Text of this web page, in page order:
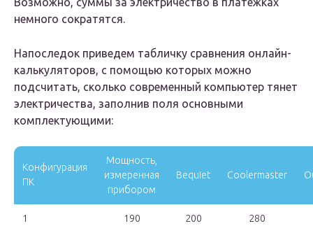
немного сократятся.
Напоследок приведем табличку сравнения онлайн-
калькуляторов, с помощью которых можно
подсчитать, сколько современный компьютер тянет
электричества, заполнив поля основными
комплектующими:
Конфигурация
ПК
Мощность,
измеренная
прибором
Bequiet Coolermaster
1 190 200 280